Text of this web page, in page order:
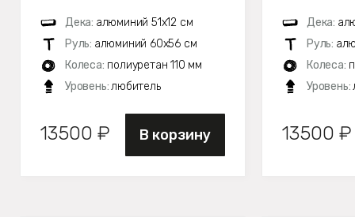
Дека: алюминий 51х12 см
Руль: алюминий 60x56 см
Колеса: полиуретан 110 мм
Уровень:любитель
13500 ₽ В корзину
Дека:
Руль:
Колеса:
Уровень:
13500 ₽